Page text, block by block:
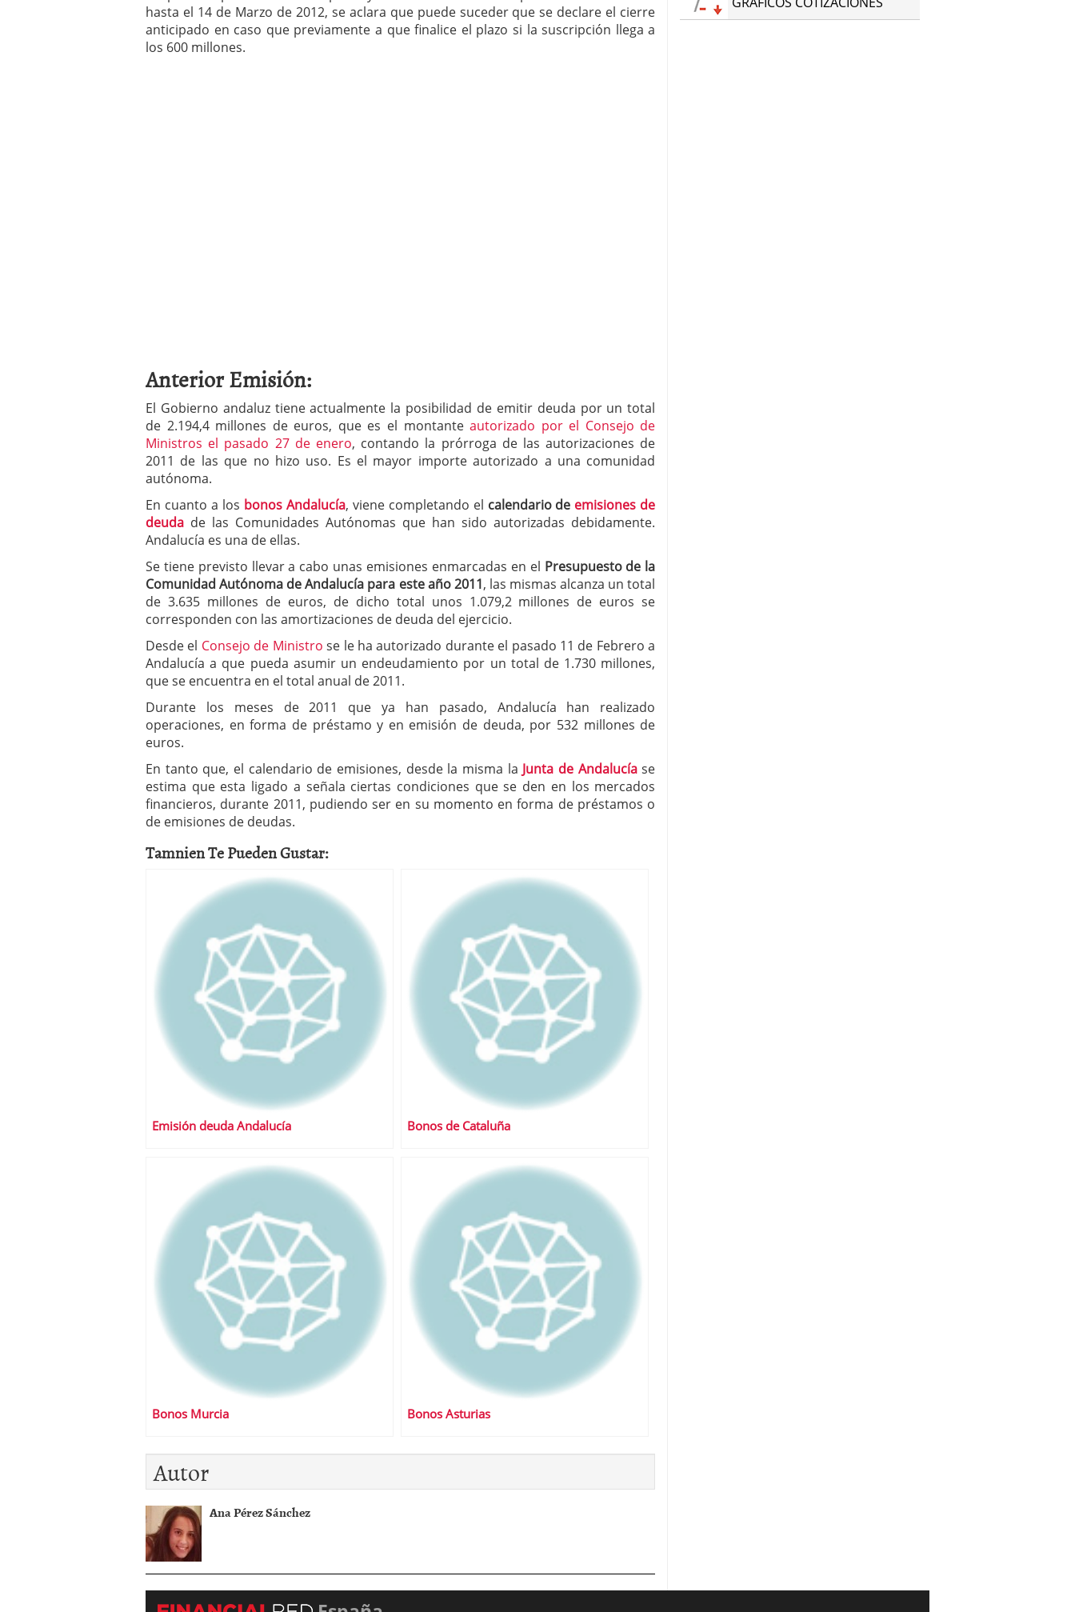
hasta el 14 de Marzo de 2012, se aclara que puede suceder que se declare el cierre
anticipado en caso que previamente a que finalice el plazo si la suscripción llega a
los 600 millones.
Anterior Emisión:
El Gobierno andaluz tiene actualmente la posibilidad de emitir deuda por un total
de 2.194,4 millones de euros, que es el montanteautorizado por el Consejo de
Ministros el pasado 27 de enero, contando la prórroga de las autorizaciones de
2011 de las que no hizo uso. Es el mayor importe autorizado a una comunidad
autónoma.
En cuanto a los bonos Andalucía, viene completando el calendario de emisiones de
deuda de las Comunidades Autónomas que han sido autorizadas debidamente.
Andalucía es una de ellas.
Se tiene previsto llevar a cabo unas emisiones enmarcadas en el Presupuesto de la
Comunidad Autónoma de Andalucía para este año 2011, las mismas alcanza un total
de 3.635 millones de euros, de dicho total unos 1.079,2 millones de euros se
corresponden con las amortizaciones de deuda del ejercicio.
Desde el Consejo de Ministrose le ha autorizado durante el pasado 11 de Febrero a
Andalucía a que pueda asumir un endeudamiento por un total de 1.730 millones,
que se encuentra en el total anual de 2011.
Durante los meses de 2011 que ya han pasado, Andalucía han realizado
operaciones, en forma de préstamo y en emisión de deuda, por 532 millones de
euros.
En tanto que, el calendario de emisiones, desde la misma la Junta de Andalucíase
estima que esta ligado a señala ciertas condiciones que se den en los mercados
financieros, durante 2011, pudiendo ser en su momento en forma de préstamos o
de emisiones de deudas.
Tamnien Te Pueden Gustar:
Emisión deuda Andalucía Bonos de Cataluña
Bonos Murcia Bonos Asturias
Autor
Ana Pérez Sánchez